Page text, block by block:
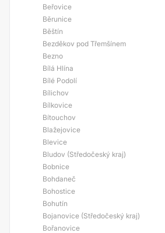
Beřovice
Běrunice
Běštín
Bezděkov pod Třemšínem
Bezno
Bílá Hlína
Bílé Podolí
Bílichov
Bílkovice
Bítouchov
Blažejovice
Blevice
Bludov (Středočeský kraj)
Bobnice
Bohdaneč
Bohostice
Bohutín
Bojanovice (Středočeský kraj)
Bořanovice